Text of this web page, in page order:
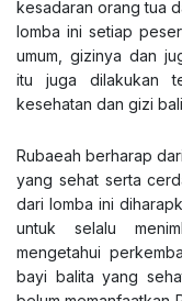
kesadaran orang tua
lomba ini setiap
umum, gizinya dan
itu juga dilakukan
kesehatan dan gizi
Rubaeah berharap
yang sehat serta
dari lomba ini
untuk selalu
mengetahui
bayi balita yang